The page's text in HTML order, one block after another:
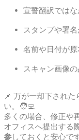
宣誓翻訳ではな
スタンプや署
名前や日付が
スキャン画像
📌 万が一却下された
い。🧑‍💻
多くの場合、修正や
オフィスへ提出する
参しておくと安心で